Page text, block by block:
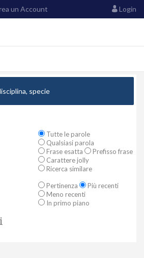
un Account Login
Tutte le parole
Qualsiasi parola
Frase esatta
Prefisso frase
Carattere jolly
Ricerca similare
Pertinenza
Più recenti
Meno recenti
In primo piano